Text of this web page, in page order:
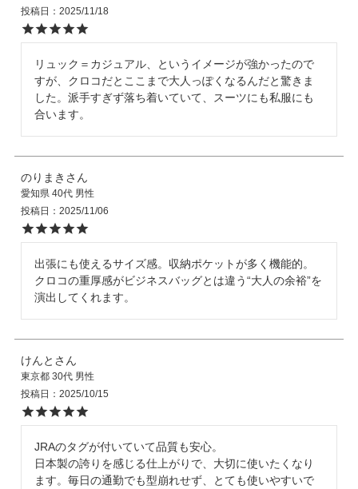
FOLLOW US
投稿日
2025/11/18
リュック＝カジュアル、というイメージが強かったので
すが、クロコだとここまで大人っぽくなるんだと驚きま
した。派手すぎず落ち着いていて、スーツにも私服にも
合います。
のりまき
愛知県 40代 男性
投稿日
2025/11/06
出張にも使えるサイズ感。収納ポケットが多く機能的。
クロコの重厚感がビジネスバッグとは違う“大人の余裕”を
演出してくれます。
けんと
東京都 30代 男性
投稿日
2025/10/15
JRAのタグが付いていて品質も安心。
日本製の誇りを感じる仕上がりで、大切に使いたくなり
ます。毎日の通勤でも型崩れせず、とても使いやすいで